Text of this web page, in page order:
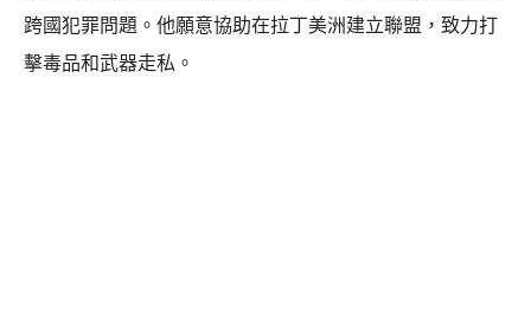
跨國犯罪問題。他願意協助在拉丁美洲建立聯盟，致力打
擊毒品和武器走私。